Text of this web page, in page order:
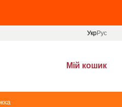
від 690 грн
УкрРус
Мій кошик